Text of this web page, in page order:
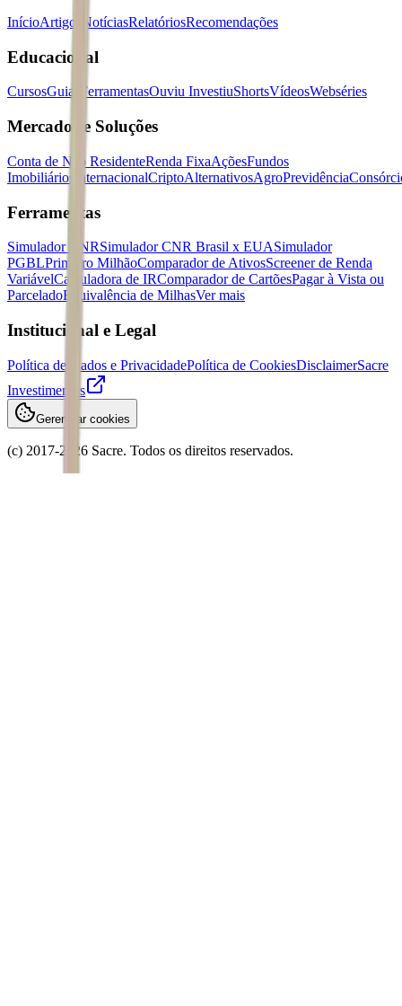
InícioArtigos NotíciasRelatóriosRecomendações
Educacional
CursosGuias FerramentasOuviu InvestiuShortsVídeosWebséries
Mercados e Soluções
Conta de Não ResidenteRenda FixaAçõesFundos
Imobiliários
InternacionalCriptoAlternativosAgroPrevidência
Ferramentas
Simulador CNRSimulador CNR Brasil x EUASimulador
PGBLPrimeiro MilhãoComparador de AtivosScreener de Renda
VariávelCalculadora de IRComparador de CartõesPagar à Vista ou
ParceladoEquivalência de MilhasVer mais
Institucional e Legal
Política de Dados e PrivacidadePolítica de CookiesDisclaimerSacre
Investimentos
Gerenciar cookies
(c) 2017-2026 Sacre. Todos os direitos reservados.